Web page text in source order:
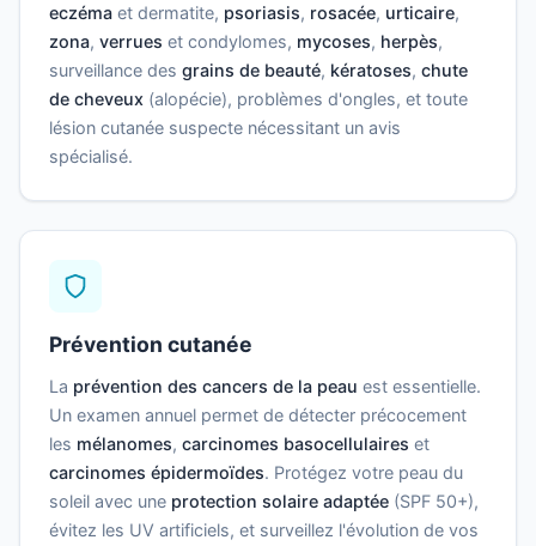
eczéma et dermatite, psoriasis, rosacée, urticaire,
zona, verrues et condylomes, mycoses, herpès,
surveillance des grains de beauté, kératoses, chute
de cheveux (alopécie), problèmes d'ongles, et toute
lésion cutanée suspecte nécessitant un avis
spécialisé.
Prévention cutanée
La prévention des cancers de la peau est essentielle.
Un examen annuel permet de détecter précocement
les mélanomes, carcinomes basocellulaires et
carcinomes épidermoïdes. Protégez votre peau du
soleil avec une protection solaire adaptée (SPF 50+),
évitez les UV artificiels, et surveillez l'évolution de vos